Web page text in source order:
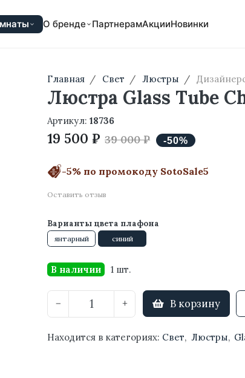
О бренде ПартнерамАкцииНовинки
Главная Свет Люстры
Люстра Glass Tube
Артикул:18736
19 500 ₽ 39 000 ₽
-5% по промокоду SotoSale5
Оставить отзыв
Варианты цвета плафона
янтарный синий
В наличии 1 шт.
− + В корзину
Находится в категориях: Свет, Люстры,